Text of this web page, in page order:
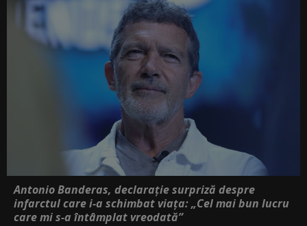
Antonio Banderas, declarație surpriză despre
infarctul care i-a schimbat viața: „Cel mai bun lucru
care mi s-a întâmplat vreodată”